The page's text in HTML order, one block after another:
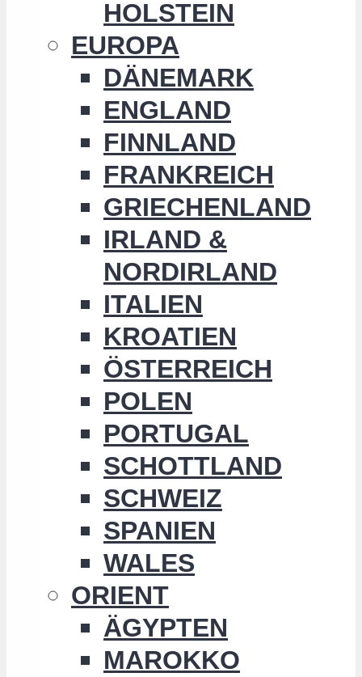
HOLSTEIN
EUROPA
DÄNEMARK
ENGLAND
FINNLAND
FRANKREICH
GRIECHENLAND
IRLAND &
NORDIRLAND
ITALIEN
KROATIEN
ÖSTERREICH
POLEN
PORTUGAL
SCHOTTLAND
SCHWEIZ
SPANIEN
WALES
ORIENT
ÄGYPTEN
MAROKKO